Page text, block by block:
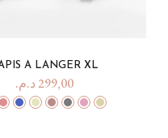
A LANGER XL
299,00د.م.